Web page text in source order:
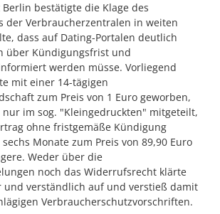
bestätigte die Klage des
der Verbraucherzentralen in weiten
dass auf Dating-Portalen deutlich
über Kündigungsfrist und
werden müsse. Vorliegend
mit einer 14-tägigen
zum Preis von 1 Euro geworben,
im sog. "Kleingedruckten" mitgeteilt,
ohne fristgemäße Kündigung
Monate zum Preis von 89,90 Euro
Weder über die
noch das Widerrufsrecht klärte
und verständlich auf und verstieß damit
Verbraucherschutzvorschriften.